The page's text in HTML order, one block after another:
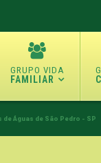
FAMILIAR
Águas de São Pedro - SP